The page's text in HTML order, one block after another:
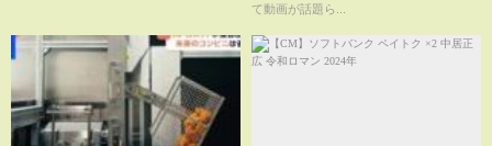
て動画が話題ら...